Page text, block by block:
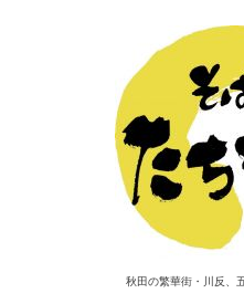
秋田の繁華街・川反、